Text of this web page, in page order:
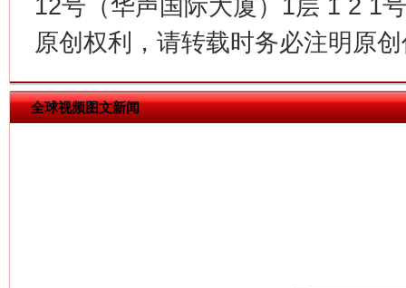
12号（华声国际大厦）1层 1 2 1
原创权利，请转载时务必注明原
全球视频图文新闻
在谋一域中谋全局